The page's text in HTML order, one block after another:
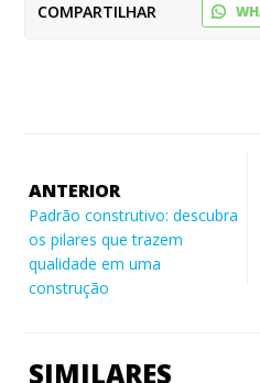
COMPARTILHAR
ANTERIOR
Padrão construtivo: descubra
os pilares que trazem
qualidade em uma
construção
SIMILARES